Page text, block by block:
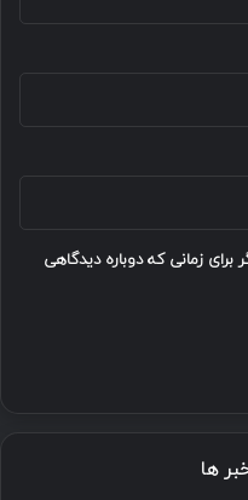
برای زمانی که دوباره دیدگاهی
ها